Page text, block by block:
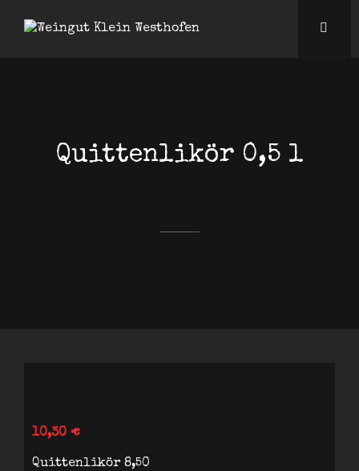
Quittenlikör 0,5 l
10,30 €
Quittenlikör 8,50